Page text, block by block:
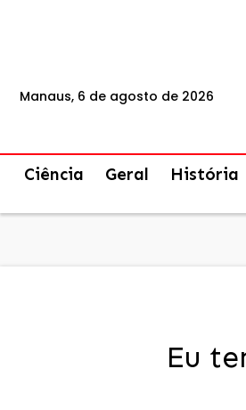
Manaus, 6 de agosto de 2026
Ciência Geral História
Eu